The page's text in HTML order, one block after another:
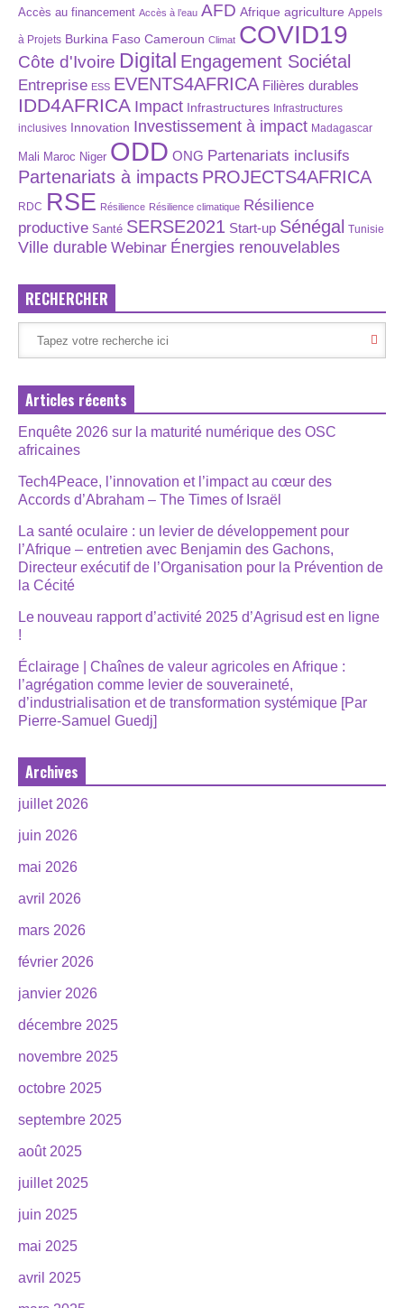
Accès au financement Accès à l’eau AFD Afrique agriculture Appels
à Projets Burkina Faso Cameroun Climat COVID19
Côte d'Ivoire Digital Engagement Sociétal
Entreprise ESS EVENTS4AFRICA Filières durables
IDD4AFRICA Impact Infrastructures Infrastructures
inclusives Innovation Investissement à impact Madagascar
Mali Maroc Niger ODD ONG Partenariats inclusifs
Partenariats à impacts PROJECTS4AFRICA
RDC RSE Résilience Résilience climatique Résilience
productive Santé SERSE2021 Start-up Sénégal Tunisie
Ville durable Webinar Énergies renouvelables
RECHERCHER
Articles récents
Enquête 2026 sur la maturité numérique des OSC
africaines
Tech4Peace, l’innovation et l’impact au cœur des
Accords d’Abraham – The Times of Israël
La santé oculaire : un levier de développement pour
l’Afrique – entretien avec Benjamin des Gachons,
Directeur exécutif de l’Organisation pour la Prévention de
la Cécité
Le nouveau rapport d’activité 2025 d’Agrisud est en ligne
!
Éclairage | Chaînes de valeur agricoles en Afrique :
l’agrégation comme levier de souveraineté,
d’industrialisation et de transformation systémique [Par
Pierre-Samuel Guedj]
Archives
juillet 2026
juin 2026
mai 2026
avril 2026
mars 2026
février 2026
janvier 2026
décembre 2025
novembre 2025
octobre 2025
septembre 2025
août 2025
juillet 2025
juin 2025
mai 2025
avril 2025